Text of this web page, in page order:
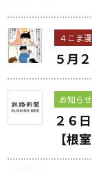
４こま
５月
お知らせ
２６
【根